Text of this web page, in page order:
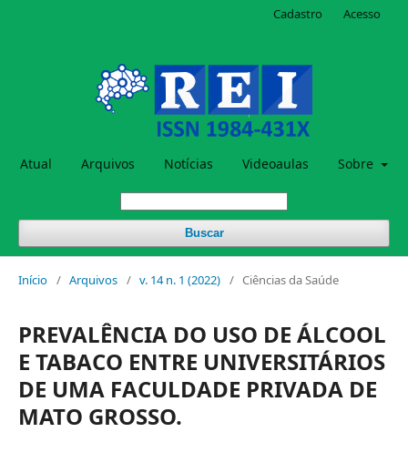
Atual Arquivos Notícias Videoaulas Sobre
Buscar
Cadastro Acesso
Início / Arquivos / v. 14 n. 1 (2022) / Ciências da Saúde
PREVALÊNCIA DO USO DE ÁLCOOL
E TABACO ENTRE UNIVERSITÁRIOS
DE UMA FACULDADE PRIVADA DE
MATO GROSSO.